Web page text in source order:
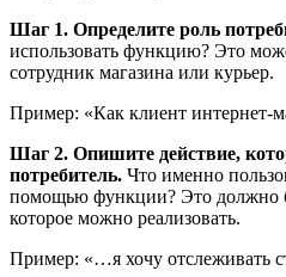
Шаг 1. Определите роль
использовать функцию? Это
сотрудник магазина или курьер.
Пример: «Как клиент интернет-
Шаг 2. Опишите действие,
потребитель. Что именно
помощью функции? Это должно
которое можно реализовать.
Пример: «…я хочу отслеживать